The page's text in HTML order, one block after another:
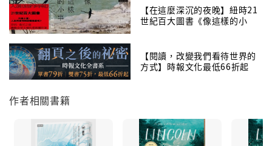
小雋永的書，則是出自美國得獎作家喬治．桑德斯在美
東名校雪城大學（Syracuse University ）的演講內
演講中，他跟學生們回想人生中那些當時尷尬不堪的時
情，卻是一件學生時代的小事。最後整篇演講，桑德斯
不斷扣問自己最關心的主題—人生為什麼要追求善？而
人倘若喜歡善，為什麼又會違反本心，在年輕時把心力
【在這麼深沉的夜晚】紐時21
世紀百大圖書《像這樣的小
【閱讀，改變我們看待世界的
方式】時報文化最低66折起
作者相關書籍